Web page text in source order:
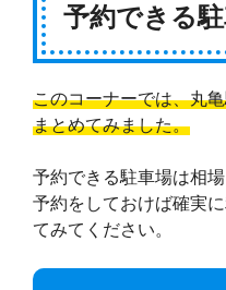
予約できる
このコーナーでは、丸
まとめてみました。
予約できる駐車場は相
予約をしておけば確実
てみてください。